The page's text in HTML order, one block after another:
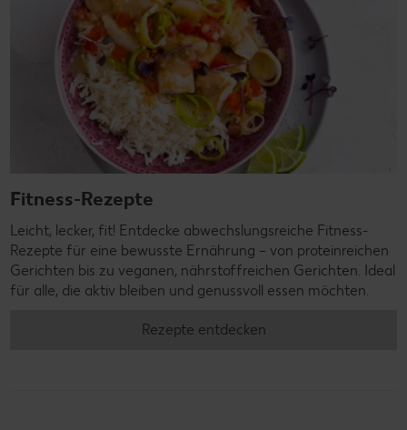
Fitness-Rezepte
Leicht, lecker, fit! Entdecke abwechslungsreiche Fitness-
Rezepte für eine bewusste Ernährung – von proteinreichen
Gerichten bis zu veganen, nährstoffreichen Gerichten. Ideal
für alle, die aktiv bleiben und genussvoll essen möchten.
Rezepte entdecken